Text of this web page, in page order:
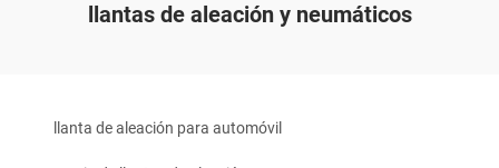
llantas de aleación y neumáticos
llanta de aleación para automóvil